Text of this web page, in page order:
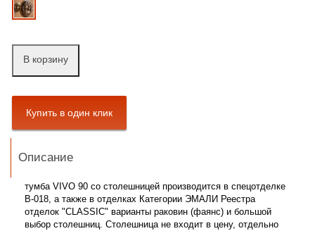
В корзину
Описание
тумба VIVO 90 со столешницей производится в спецотделке
B-018, а также в отделках Категории ЭМАЛИ Реестра
отделок "CLASSIC" варианты раковин (фаянс) и большой
выбор столешниц. Столешница не входит в цену, отдельно